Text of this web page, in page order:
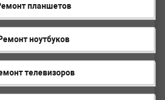
планшетов
Ремонт ноутбуков
телевизоров